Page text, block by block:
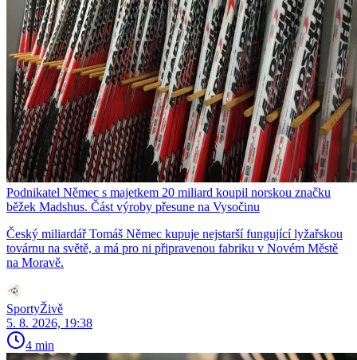
Podnikatel Němec s majetkem 20 miliard koupil norskou značku
běžek Madshus. Část výroby přesune na Vysočinu
Český miliardář Tomáš Němec kupuje nejstarší fungující lyžařskou
továrnu na světě, a má pro ni připravenou fabriku v Novém Městě
na Moravě.
SportyŽivě
5. 8. 2026, 19:38
4 min